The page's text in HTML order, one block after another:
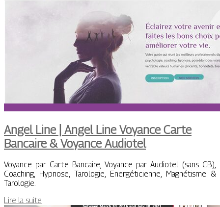
Angel Line | Angel Line Voyance Carte
Bancaire & Voyance Audiotel
Voyance par Carte Bancaire, Voyance par Audiotel (sans CB),
Coaching, Hypnose, Tarologie, Energéticienne, Magnétisme &
Tarologie.
Lire la suite